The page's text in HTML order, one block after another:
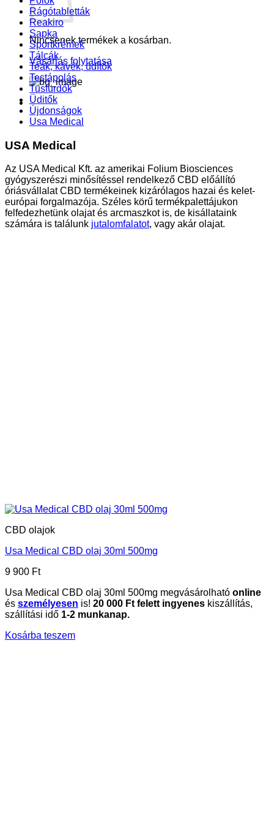
Nincsenek termékek a kosárban.
Vásárlás folytatása
Rágótabletták
Reakiro
Sapka
Sportkrémek
Tálcák
Teák, kávék, üdítők
Testápolás
Tusfürdők
Üditők
Újdonságok
Usa Medical
USA Medical
Az USA Medical Kft. az amerikai Folium Biosciences
gyógyszerészi minősítéssel rendelkező CBD előállító
óriásvállalat CBD termékeinek kizárólagos hazai és kelet-
európai forgalmazója. Széles körű termékpalettájukon
felfedezhetünk olajat és arcmaszkot is, de kisállataink
számára is találunk jutalomfalatot, vagy akár olajat.
CBD olajok
Usa Medical CBD olaj 30ml 500mg
9 900 Ft
Usa Medical CBD olaj 30ml 500mg megvásárolható online
és személyesen is! 20 000 Ft felett ingyenes kiszállítás,
szállítási idő 1-2 munkanap.
Kosárba teszem